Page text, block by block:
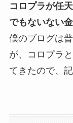
コロプラが任
でもないない
僕のブログは
が、コロプラ
てきたので、